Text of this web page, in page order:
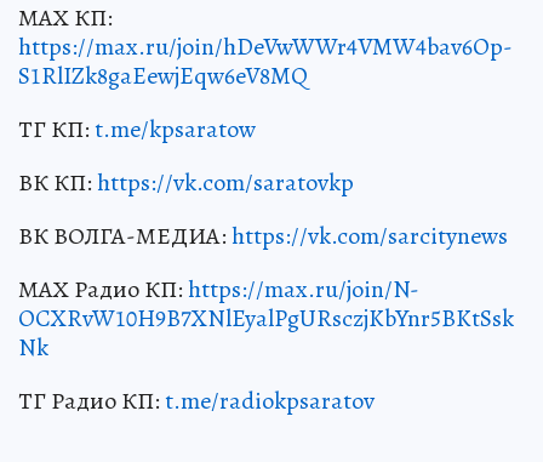
МАХ КП:
https://max.ru/join/hDeVwWWr4VMW4bav6Op-
S1RlIZk8gaEewjEqw6eV8MQ
ТГ КП:t.me/kpsaratow
ВК КП:https://vk.com/saratovkp
ВК ВОЛГА-МЕДИА:https://vk.com/sarcitynews
МАХ Радио КП:https://max.ru/join/N-
OCXRvW10H9B7XNlEyalPgURsczjKbYnr5BKtSsk
Nk
ТГ Радио КП:t.me/radiokpsaratov